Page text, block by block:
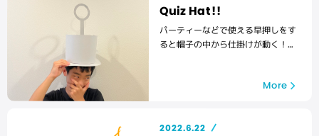
Quiz Hat!!
パーティーなどで使える早押しをす
ると帽子の中から仕掛けが動く！そ
More
2022.6.22